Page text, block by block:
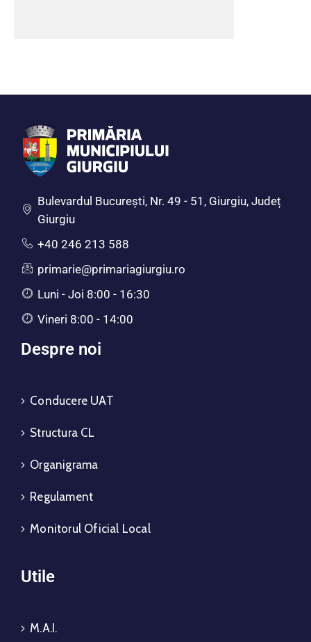
Bulevardul Bucureşti, Nr. 49 - 51, Giurgiu, Județ
Giurgiu
+40 246 213 588
primarie@primariagiurgiu.ro
Luni - Joi 8:00 - 16:30
Vineri 8:00 - 14:00
Despre noi
Conducere UAT
Structura CL
Organigrama
Regulament
Monitorul Oficial Local
Utile
M.A.I.